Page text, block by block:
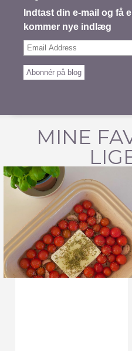
Indtast din e-mail og få
kommer nye indlæg
Email
Abonnér på blog
MINE